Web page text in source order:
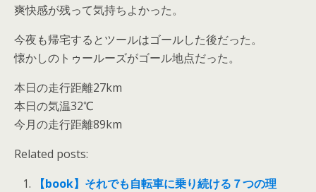
爽快感が残って気持ちよかった。
今夜も帰宅するとツールはゴールした後だった。
懐かしのトゥールーズがゴール地点だった。
本日の走行距離27km
本日の気温32℃
今月の走行距離89km
Related posts:
【book】それでも自転車に乗り続ける７つの理